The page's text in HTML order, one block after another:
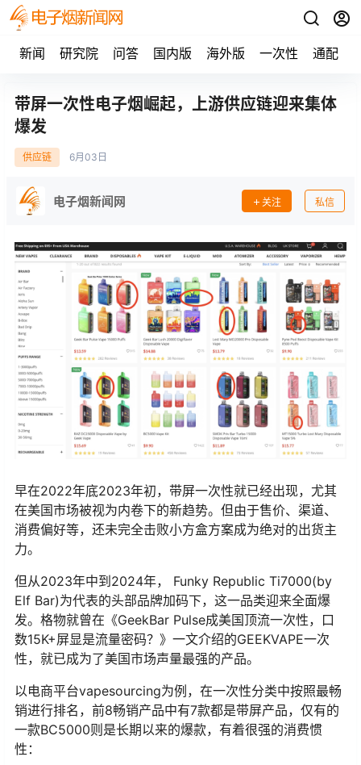
新闻 研究院 问答 国内版 海外版 一次性 通配
带屏一次性电子烟崛起，上游供应链迎来集体
爆发
供应链 6月 03日
电子烟新闻网 关注 私信
早在2022年底2023年初，带屏一次性就已经出现，尤其
在美国市场被视为内卷下的新趋势。但由于售价、渠道、
消费偏好等，还未完全击败小方盒方案成为绝对的出货主
力。
但从2023年中到2024年， Funky Republic Ti7000(by
Elf Bar)为代表的头部品牌加码下，这一品类迎来全面爆
发。格物就曾在《GeekBar Pulse成美国顶流一次性，口
数15K+屏显是流量密码？》一文介绍的GEEKVAPE一次
性，就已成为了美国市场声量最强的产品。
以电商平台vapesourcing为例，在一次性分类中按照最畅
销进行排名，前8畅销产品中有7款都是带屏产品，仅有的
一款BC5000则是长期以来的爆款，有着很强的消费惯
性：